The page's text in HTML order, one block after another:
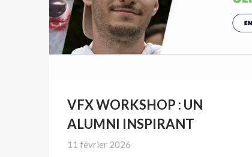
VFX WORKSHOP : UN
ALUMNI INSPIRANT
11 février 2026